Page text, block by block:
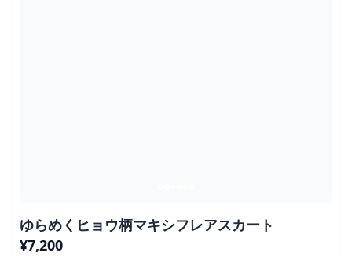
ゆらめくヒョウ柄マキシフレアスカート
¥7,200